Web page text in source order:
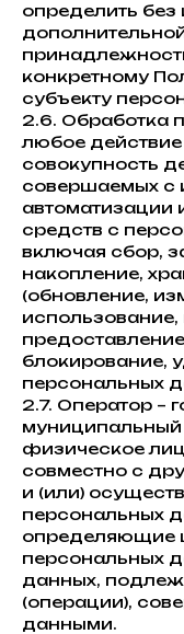
определить без
конкретному
субъекту
2.6. Обработка
любое
совокупность
совершаемых с
автоматизации
средств с
включая сбор,
накопление,
(обновление,
блокирование,
персональных
2.7. Оператор –
муниципальный
физическое
совместно с
и (или)
персональных
определяющие
персональных
данных,
(операции),
данными.